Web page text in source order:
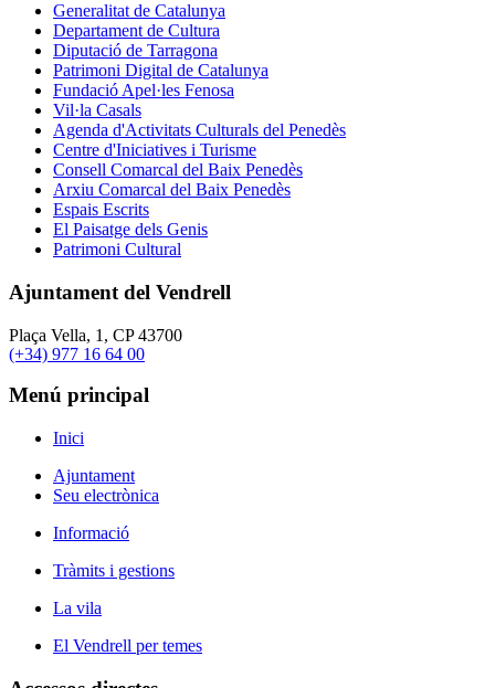
Generalitat de Catalunya
Departament de Cultura
Diputació de Tarragona
Patrimoni Digital de Catalunya
Fundació Apel·les Fenosa
Vil·la Casals
Agenda d'Activitats Culturals del Penedès
Centre d'Iniciatives i Turisme
Consell Comarcal del Baix Penedès
Arxiu Comarcal del Baix Penedès
Espais Escrits
El Paisatge dels Genis
Patrimoni Cultural
Ajuntament del Vendrell
Plaça Vella, 1, CP 43700
(+34) 977 16 64 00
Menú principal
Inici
Ajuntament
Seu electrònica
Informació
Tràmits i gestions
La vila
El Vendrell per temes